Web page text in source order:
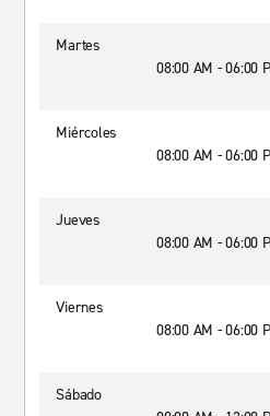
Martes
08:00 AM - 06:00
Miércoles
08:00 AM - 06:00
Jueves
08:00 AM - 06:00
Viernes
08:00 AM - 06:00
Sábado